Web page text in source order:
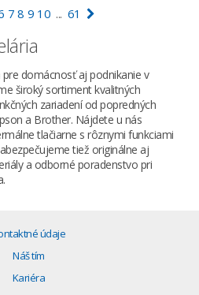
7 8 9 10 ... 61
domácnosť aj podnikanie v
široký sortiment kvalitných
zariadení od popredných
a Brother. Nájdete u nás
tlačiarne s rôznymi funkciami
tiež originálne aj
a odborné poradenstvo pri
údaje
Náš tím
Kariéra